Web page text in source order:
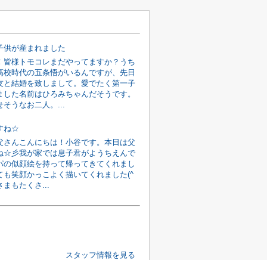
供が産まれました
皆様トモコレまだやってますか？うち
校時代の五条悟がいるんですが、先日
と結婚を致しまして。愛でたく第一子
した名前はひろみちゃんだそうです。
そうなお二人。...
ね☆
さんこんにちは！小谷です。本日は父
☆彡我が家では息子君がようちえんで
の似顔絵を持って帰ってきてくれまし
も笑顔かっこよく描いてくれました(^
まもたくさ...
スタッフ情報を見る